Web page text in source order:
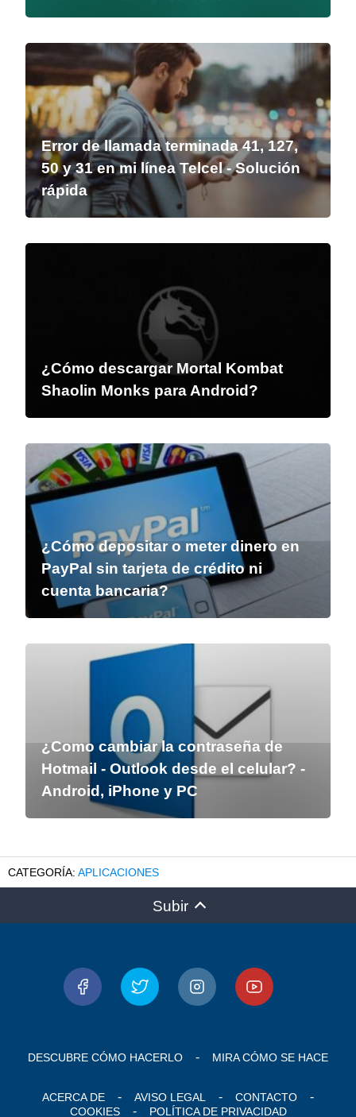
Error de llamada terminada 41, 127,
50 y 31 en mi línea Telcel - Solución
rápida
¿Cómo descargar Mortal Kombat
Shaolin Monks para Android?
¿Cómo depositar o meter dinero en
PayPal sin tarjeta de crédito ni
cuenta bancaria?
¿Como cambiar la contraseña de
Hotmail - Outlook desde el celular? -
Android, iPhone y PC
APLICACIONES
Subir
DESCUBRE CÓMO HACERLO MIRA CÓMO SE HACE
ACERCA DE AVISO LEGAL
CONTACTO
COOKIES
POLÍTICA DE PRIVACIDAD